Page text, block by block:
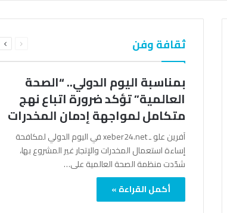
ثقافة وفن الصفحةالصفحة
بمناسبة اليوم الدولي.. “الصحة
العالمية” تؤكد ضرورة اتباع نهج
متكامل لمواجهة إدمان المخدرات
آفرين علو ـ xeber24.net في اليوم الدولي لمكافحة
إساءة استعمال المخدرات والإتجار غير المشروع بها،
شدّدت منظمة الصحة العالمية على…
أكمل القراءة »